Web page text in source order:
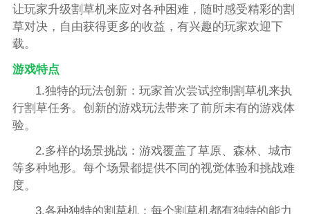
让玩家升级割草机来应对各种困难，随时感受精彩的割
草对决，自由获得更多的收益，有兴趣的玩家欢迎下
载。
游戏特点
1.独特的玩法创新：玩家首次尝试控制割草机来执
行割草任务。创新的游戏玩法带来了前所未有的游戏体
验。
2.多样的场景挑战：游戏覆盖了草原、森林、城市
等多种地形。每个场景都提供不同的视觉体验和挑战难
度。
3.各种独特的割草机：每个割草机都有独特的能力